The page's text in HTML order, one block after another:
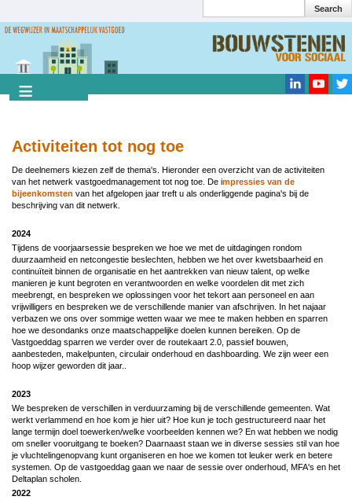
naar
gaan
Search
Activiteiten tot nog toe
De deelnemers kiezen zelf de thema's. Hieronder een overzicht van de activiteiten
van het netwerk vastgoedmanagement tot nog toe. De impressies van de
bijeenkomsten van het afgelopen jaar treft u als onderliggende pagina's bij de
beschrijving van dit netwerk.
2024
Tijdens de voorjaarsessie bespreken we hoe we met de uitdagingen rondom
duurzaamheid en netcongestie beslechten, hebben we het over kwetsbaarheid en
continuïteit binnen de organisatie en het aantrekken van nieuw talent, op welke
manieren je kunt begroten en verantwoorden en welke voordelen dit met zich
meebrengt, en bespreken we oplossingen voor het tekort aan personeel en aan
vrijwilligers en bespreken we de verschillende manier van afschrijven. In het najaar
verbazen we ons over sommige wetten waar we mee te maken hebben en sparren
hoe we desondanks onze maatschappelijke doelen kunnen bereiken. Op de
Vastgoeddag sparren we verder over de routekaart 2.0, passief bouwen,
aanbesteden, makelpunten, circulair onderhoud en dashboarding. We zijn weer een
hoop wijzer geworden dit jaar..
2023
We bespreken de verschillen in verduurzaming bij de verschillende gemeenten. Wat
werkt verlammend en hoe kom je hier uit? Hoe kun je toch gestructureerd naar het
lange termijn doel toewerken/welke voorbeelden kennen we? En wat hebben we nodig
om sneller vooruitgang te boeken? Daarnaast staan we in diverse sessies stil van hoe
je vluchtelingenopvang kunt organiseren en hoe we komen tot leuker werk en betere
systemen. Op de vastgoeddag gaan we naar de sessie over onderhoud, MFA's en het
Deltaplan scholen.
2022